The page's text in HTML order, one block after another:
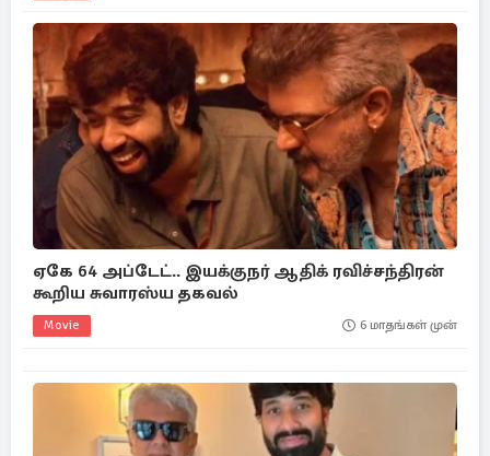
ஏகே 64 அப்டேட்.. இயக்குநர் ஆதிக் ரவிச்சந்திரன்
கூறிய சுவாரஸ்ய தகவல்
Movie 6 மாதங்கள் முன்